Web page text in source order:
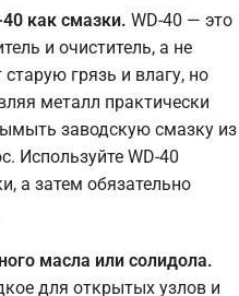
как смазки. WD-40 — это
и очиститель, а не
грязь и влагу, но
металл практически
заводскую смазку из
Используйте WD-40
а затем обязательно
масла или солидола.
для открытых узлов и